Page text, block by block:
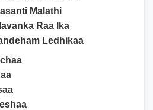
Malathi
Raa Ika
Ledhikaa